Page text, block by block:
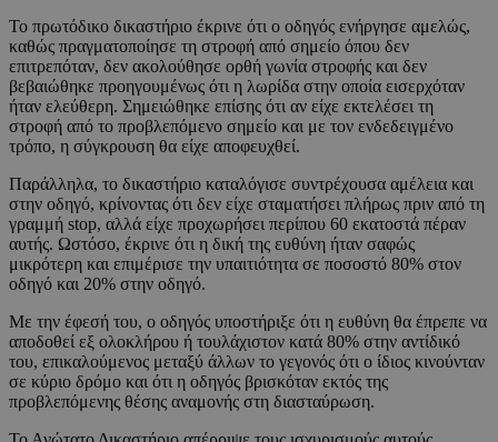
Το πρωτόδικο δικαστήριο έκρινε ότι ο οδηγός ενήργησε αμελώς,
καθώς πραγματοποίησε τη στροφή από σημείο όπου δεν
επιτρεπόταν, δεν ακολούθησε ορθή γωνία στροφής και δεν
βεβαιώθηκε προηγουμένως ότι η λωρίδα στην οποία εισερχόταν
ήταν ελεύθερη. Σημειώθηκε επίσης ότι αν είχε εκτελέσει τη
στροφή από το προβλεπόμενο σημείο και με τον ενδεδειγμένο
τρόπο, η σύγκρουση θα είχε αποφευχθεί.
Παράλληλα, το δικαστήριο καταλόγισε συντρέχουσα αμέλεια και
στην οδηγό, κρίνοντας ότι δεν είχε σταματήσει πλήρως πριν από τη
γραμμή stop, αλλά είχε προχωρήσει περίπου 60 εκατοστά πέραν
αυτής. Ωστόσο, έκρινε ότι η δική της ευθύνη ήταν σαφώς
μικρότερη και επιμέρισε την υπαιτιότητα σε ποσοστό 80% στον
οδηγό και 20% στην οδηγό.
Με την έφεσή του, ο οδηγός υποστήριξε ότι η ευθύνη θα έπρεπε να
αποδοθεί εξ ολοκλήρου ή τουλάχιστον κατά 80% στην αντίδικό
του, επικαλούμενος μεταξύ άλλων το γεγονός ότι ο ίδιος κινούνταν
σε κύριο δρόμο και ότι η οδηγός βρισκόταν εκτός της
προβλεπόμενης θέσης αναμονής στη διασταύρωση.